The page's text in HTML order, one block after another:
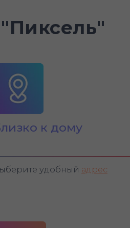
удобный адрес
к дому